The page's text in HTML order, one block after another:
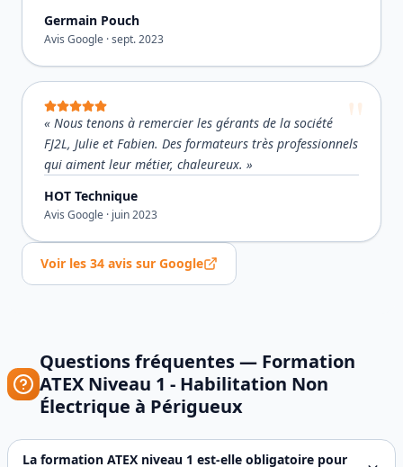
Germain Pouch
Avis Google ·sept. 2023
« Nous tenons à remercier les gérants de la société
FJ2L, Julie et Fabien. Des formateurs très professionnels
qui aiment leur métier, chaleureux. »
HOT Technique
Avis Google · juin 2023
Voir les 34 avis sur Google
Questions fréquentes — Formation
ATEX Niveau 1 - Habilitation Non
Électrique à Périgueux
La formation ATEX niveau 1 est-elle obligatoire pour